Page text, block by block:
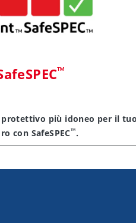
™
più idoneo per il tuo
con SafeSPEC™.